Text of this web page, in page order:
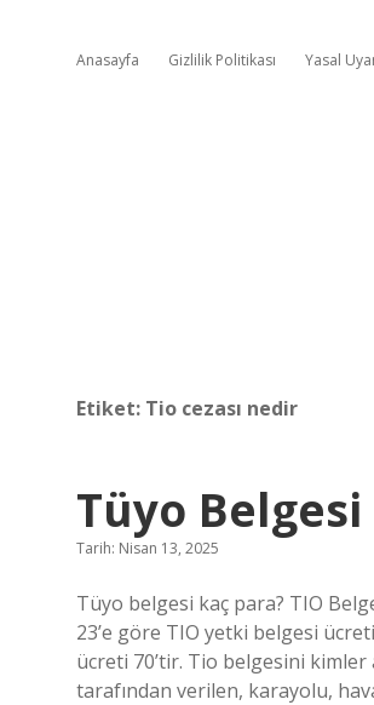
Anasayfa Gizlilik Politikası Yasal
Etiket: Tio cezası nedir
Tüyo
Tarih: Nisan 13, 2025
Tüyo belgesi kaç para? TIO
23’e göre TIO yetki belgesi
ücreti 70’tir. Tio belgesini kimler
tarafından verilen, karayolu,